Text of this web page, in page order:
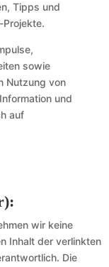
Tipps und
sowie
Nutzung von
und
auf
wir keine
Inhalt der verlinkten
Die